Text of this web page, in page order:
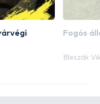
Fogós
Bleszák